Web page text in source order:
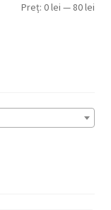
Preț:0 lei — 80 lei